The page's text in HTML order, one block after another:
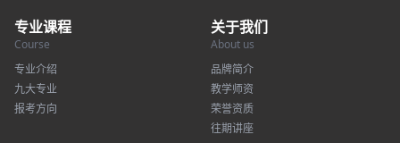
专业课程
Course
专业介绍
九大专业
报考方向
关于我们
About us
品牌简介
教学师资
荣誉资质
往期讲座